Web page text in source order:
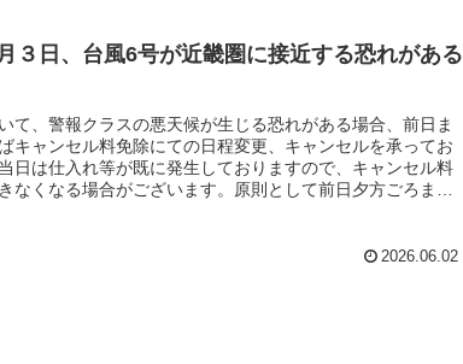
３日、台風6号が近畿圏に接近する恐れがある
て、警報クラスの悪天候が生じる恐れがある場合、前日ま
キャンセル料免除にての日程変更、キャンセルを承ってお
日は仕入れ等が既に発生しておりますので、キャンセル料
なくなる場合がございます。原則として前日夕方ごろまで
2026.06.02